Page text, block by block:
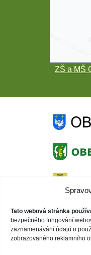
Tato webová stránka
bezpečného fungování
zaznamenávání údajů o
zobrazovaného reklamního
ZŠ a MŠ